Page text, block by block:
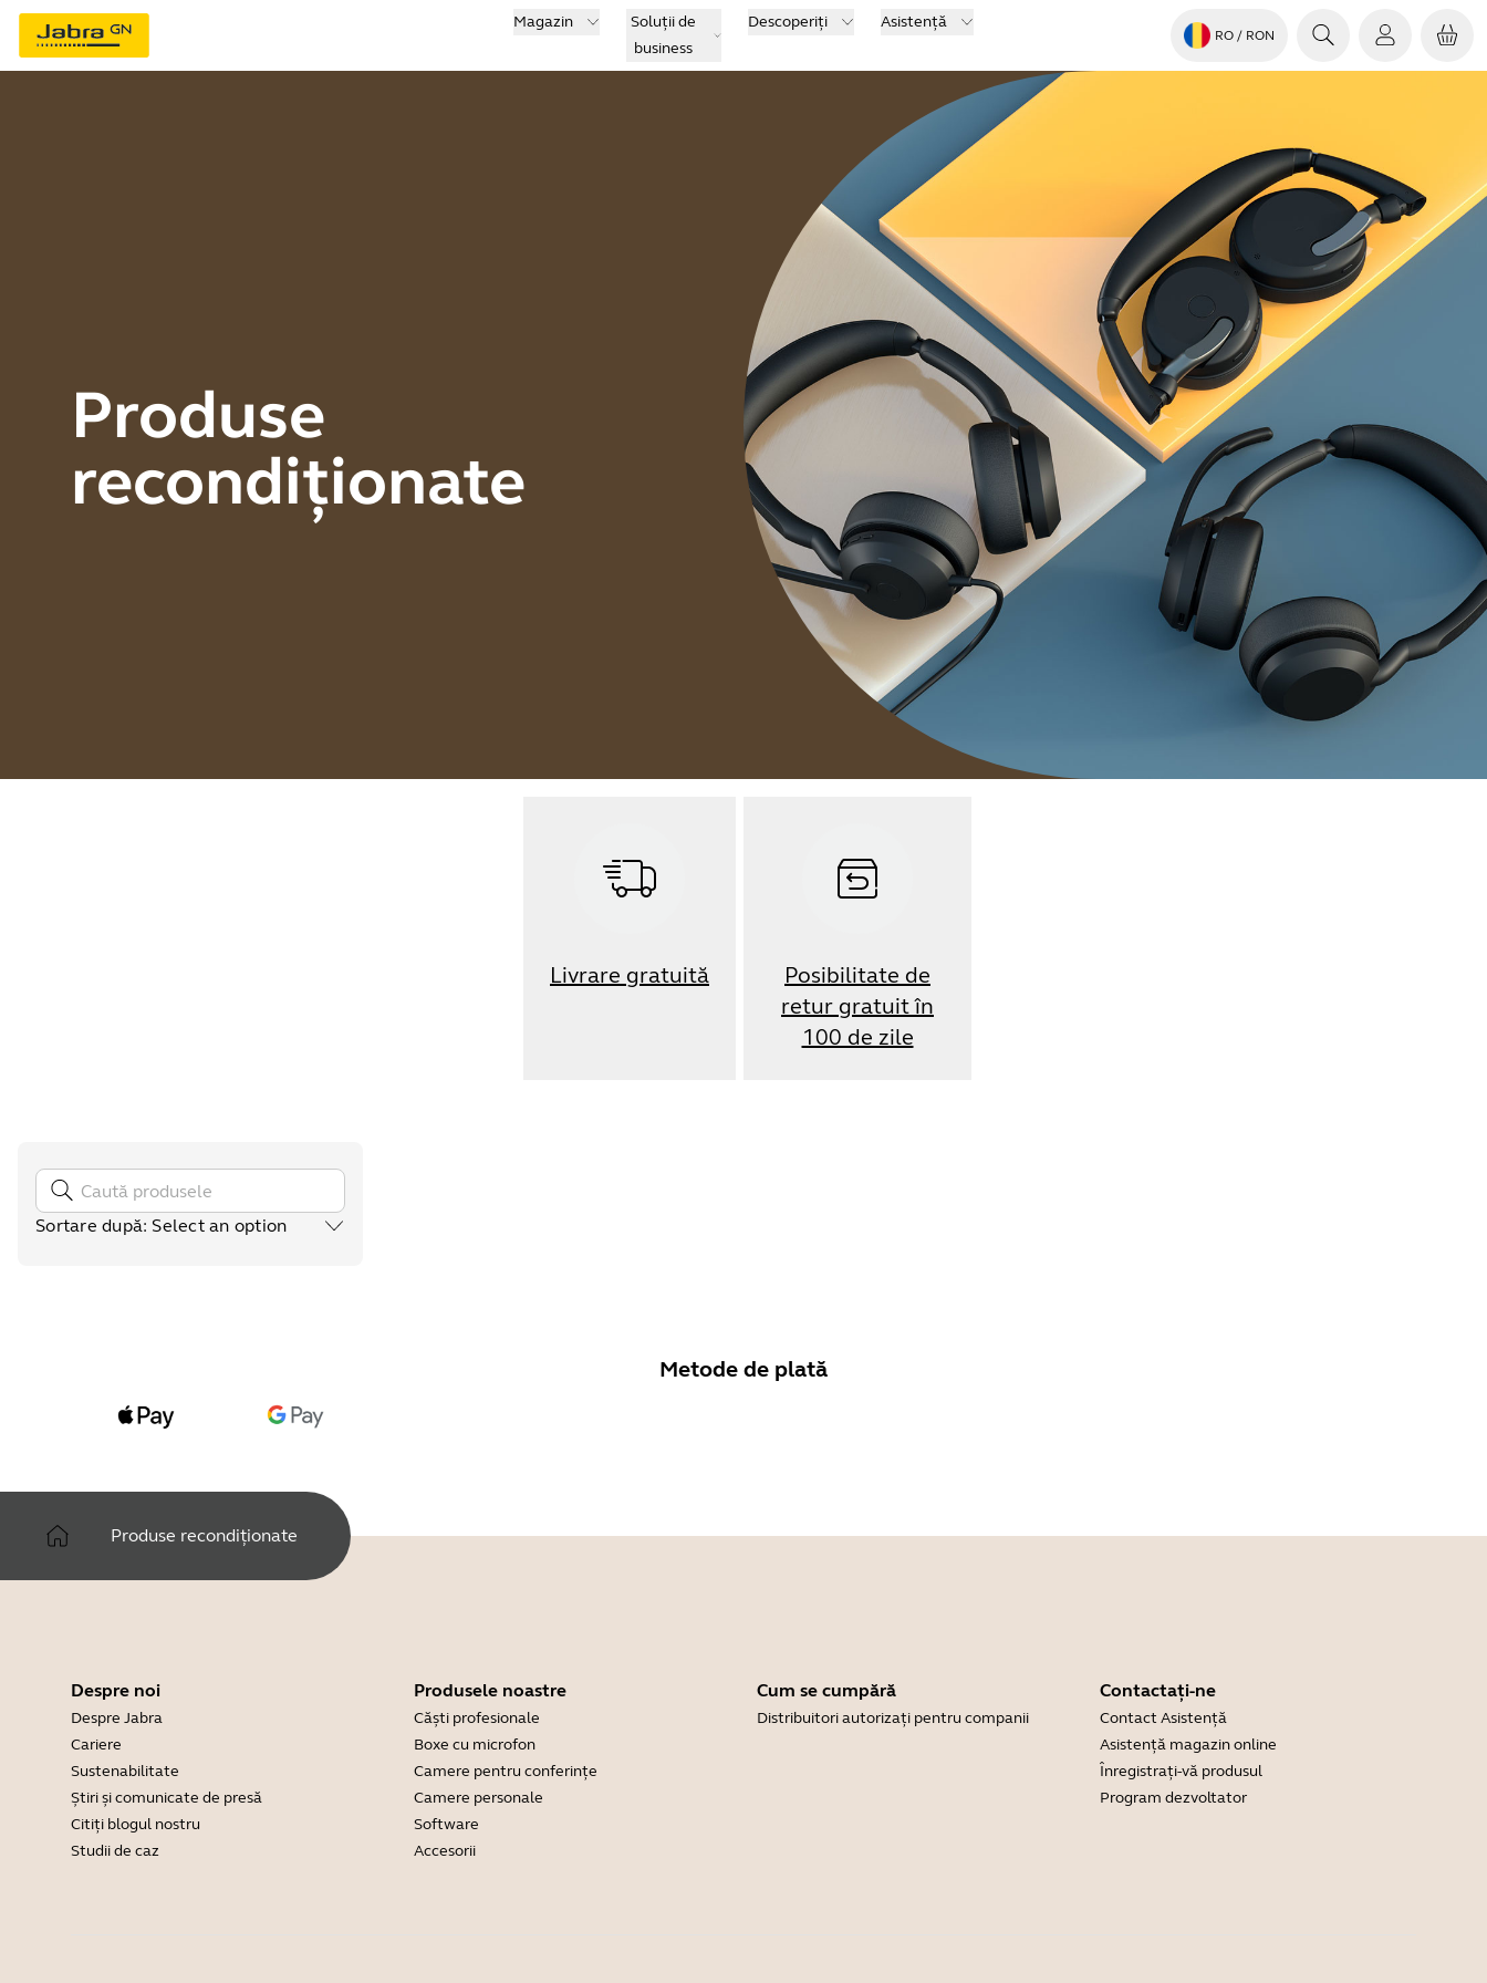
Magazin
Soluții de
business
Descoperiți Asistență
RO / RON
Produse
recondiționate
Livrare gratuită
Posibilitate de
retur gratuit în
100 de zile
Sortare după: Select an option
Metode de plată
Produse recondiționate
Despre noi
Despre Jabra
Cariere
Sustenabilitate
Știri și comunicate de presă
Citiți blogul nostru
Studii de caz
Produsele noastre
Căști profesionale
Boxe cu microfon
Camere pentru conferințe
Camere personale
Software
Accesorii
Cum se cumpără
Distribuitori autorizați pentru companii
Contactați-ne
Contact Asistență
Asistență magazin online
Înregistrați-vă produsul
Program dezvoltator